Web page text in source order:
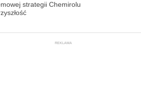
strategii Chemirolu
REKLAMA